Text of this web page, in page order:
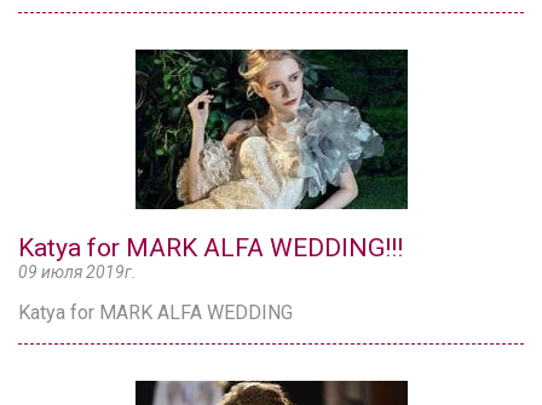
Katya for MARK ALFA WEDDING!!!
09 июля 2019г.
Katya for MARK ALFA WEDDING